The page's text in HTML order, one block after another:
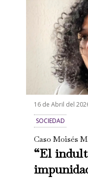
16 de Abril del
SOCIEDAD
Caso Moisés
“El